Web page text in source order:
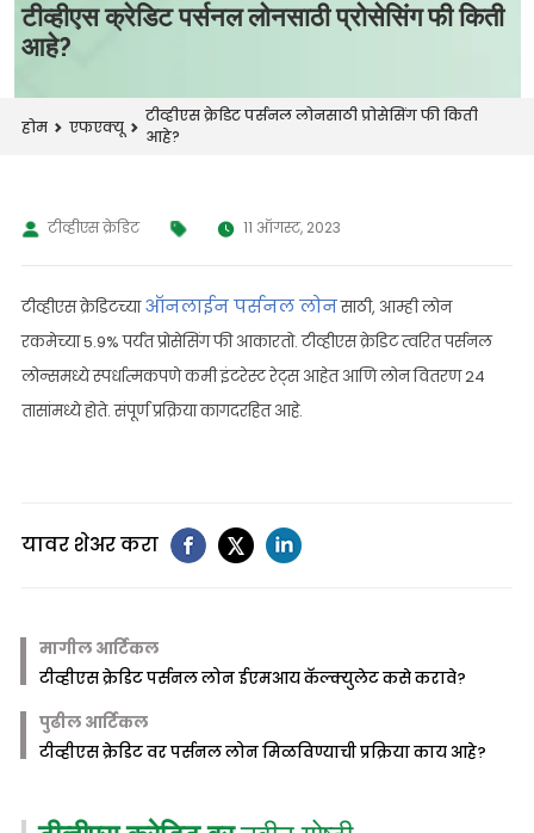
टीव्हीएस क्रेडिट पर्सनल लोनसाठी प्रोसेसिंग फी किती
आहे?
होम एफएक्यू
टीव्हीएस क्रेडिट पर्सनल लोनसाठी प्रोसेसिंग फी किती
आहे?
टीव्हीएस क्रेडिट 11 ऑगस्ट, 2023
टीव्हीएस क्रेडिटच्याऑनलाईन पर्सनल लोनसाठी, आम्ही लोन
रकमेच्या 5.9% पर्यंत प्रोसेसिंग फी आकारतो. टीव्हीएस क्रेडिट त्वरित पर्सनल
लोन्समध्ये स्पर्धात्मकपणे कमी इंटरेस्ट रेट्स आहेत आणि लोन वितरण 24
तासांमध्ये होते. संपूर्ण प्रक्रिया कागदरहित आहे.
यावर शेअर करा
मागील आर्टिकल
टीव्हीएस क्रेडिट पर्सनल लोन ईएमआय कॅल्क्युलेट कसे करावे?
पुढील आर्टिकल
टीव्हीएस क्रेडिट वर पर्सनल लोन मिळविण्याची प्रक्रिया काय आहे?